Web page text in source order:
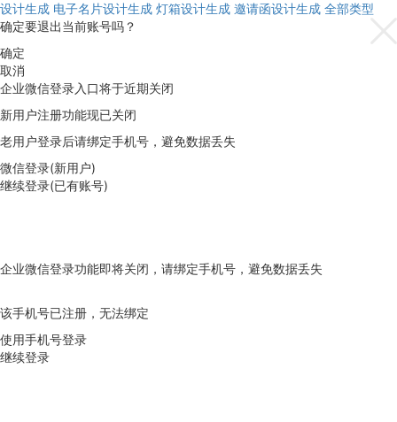
设计生成 电子名片设计生成 灯箱设计生成 邀请函设计生成 全部类型
确定要退出当前账号吗？
确定
取消
企业微信登录入口将于近期关闭
新用户注册功能现已关闭
老用户登录后请绑定手机号，避免数据丢失
微信登录(新用户)
继续登录(已有账号)
企业微信登录功能即将关闭，请绑定手机号，避免数据丢失
该手机号已注册，无法绑定
使用手机号登录
继续登录